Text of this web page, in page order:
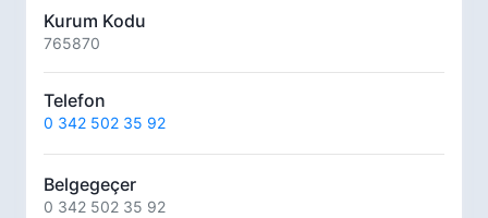
Kurum Kodu
765870
Telefon
0 342 502 35 92
Belgegeçer
0 342 502 35 92